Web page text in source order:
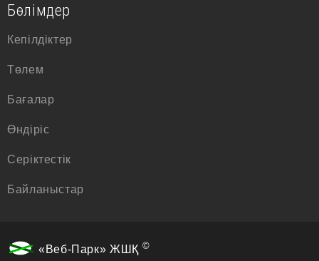
Бөлімдер
Кепілдіктер
Төлем
Бағалар
Өндіріс
Серіктестік
Байланыстар
«Веб-Парк» ЖШҚ ©